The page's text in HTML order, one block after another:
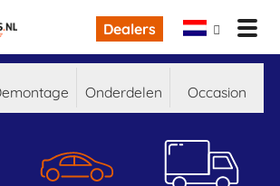
Dealers
demontage onderdelen occasion